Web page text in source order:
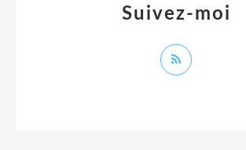
Suivez-moi